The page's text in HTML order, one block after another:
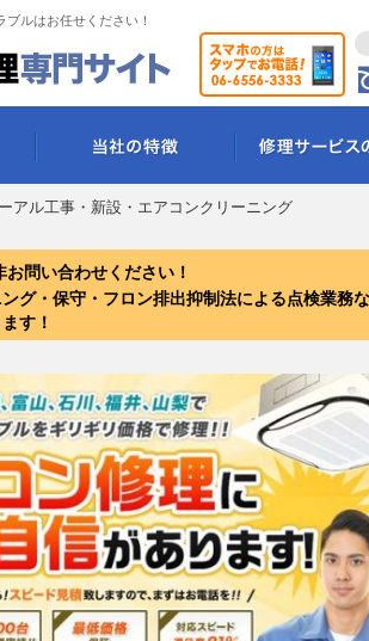
ルはお任せください！
ル工事・新設・エアコンクリーニング
問い合わせください！
グ・保守・フロン排出抑制法による点検業務
す！